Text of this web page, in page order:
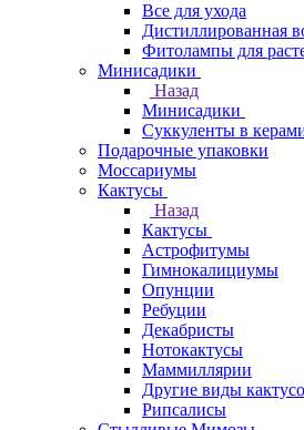
Все для ухода
Дистиллированная
Фитолампы для
Минисадики
Назад
Минисадики
Суккуленты в
Подарочные упаковки
Моссариумы
Кактусы
Назад
Кактусы
Астрофитумы
Гимнокалициумы
Опунции
Ребуции
Декабристы
Нотокактусы
Маммиллярии
Другие виды
Рипсалисы